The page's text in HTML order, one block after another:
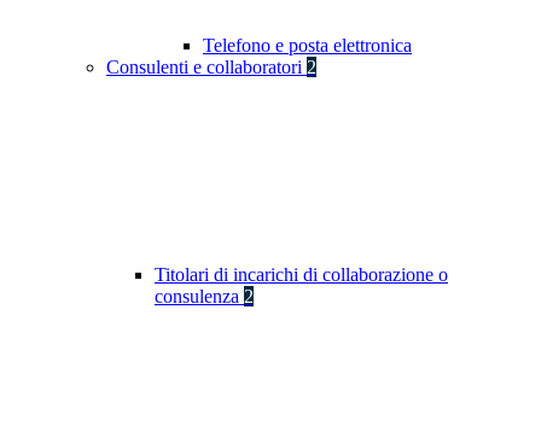
Telefono e posta elettronica
Consulenti e collaboratori 2
Titolari di incarichi di collaborazione o
consulenza 2